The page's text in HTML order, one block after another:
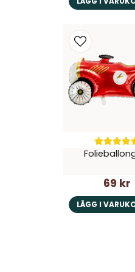
69 kr
LÄGG I